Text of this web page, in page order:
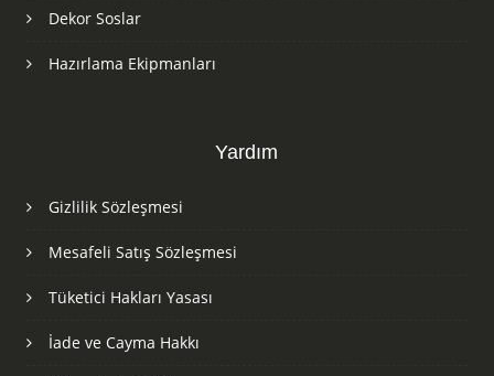
Dekor Soslar
Hazırlama Ekipmanları
Yardım
Gizlilik Sözleşmesi
Mesafeli Satış Sözleşmesi
Tüketici Hakları Yasası
İade ve Cayma Hakkı